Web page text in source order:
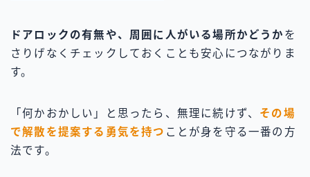
ドアロックの有無や、周囲に人がいる場所かどうか を
さりげなくチェックしておくことも安心につながりま
す。
「何かおかしい」と思ったら、無理に続けず、 その場
で解散を提案する勇気を持つ ことが身を守る一番の方
法です。